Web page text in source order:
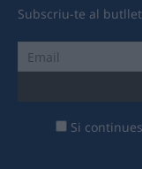
Subscriu-te al
Si